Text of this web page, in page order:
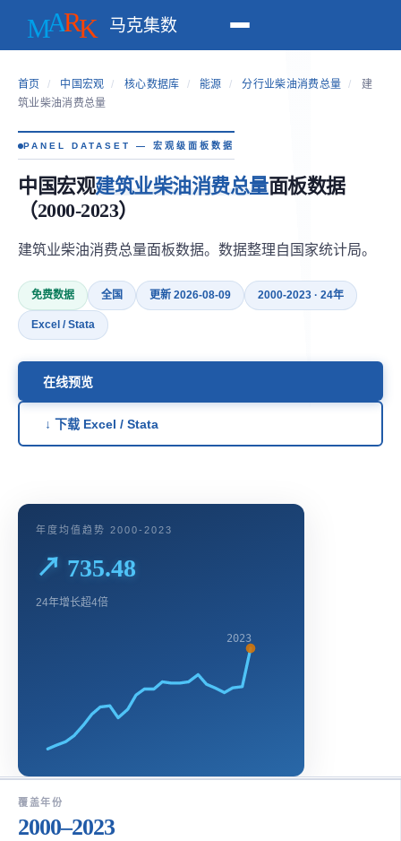
马克集数
首页 / 中国宏观 / 核心数据库 / 能源 / 分行业柴油消费总量 /
建
筑业柴油消费总量
PANEL DATASET — 宏观级面板数据
中国宏观建筑业柴油消费总量面板数据
（2000-2023）
建筑业柴油消费总量面板数据。数据整理自国家统计局。
免费数据 全国 更新 2026-08-09 2000-2023 · 24年
Excel / Stata
在线预览
↓ 下载 Excel / Stata
年度均值趋势 2000-2023
↗ 735.48
24年增长超4倍
2023
覆盖年份
2000–2023